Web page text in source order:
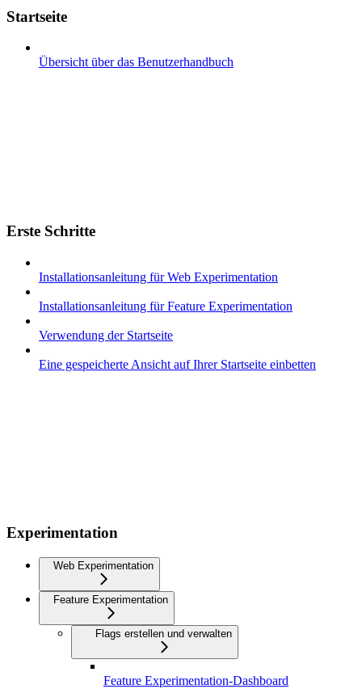
Startseite
Übersicht über das Benutzerhandbuch
Erste Schritte
Installationsanleitung für Web Experimentation
Installationsanleitung für Feature Experimentation
Verwendung der Startseite
Eine gespeicherte Ansicht auf Ihrer Startseite einbetten
Experimentation
Web Experimentation
Feature Experimentation
Flags erstellen und verwalten
Feature Experimentation-Dashboard